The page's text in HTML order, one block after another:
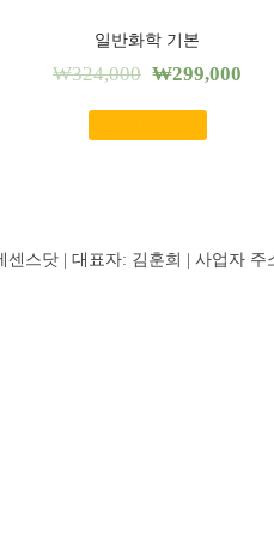
일반화학 기본
₩324,000 ₩299,000
스닷 | 대표자: 김훈희 | 사업자